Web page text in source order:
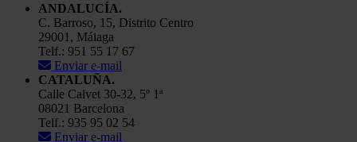
ANDALUCÍA.
C. Barroso, 15, Distrito Centro
29001, Málaga
Telf.: 951 55 17 67
Enviar e-mail
CATALUÑA.
Calle Calvet 30-32, 5º 1ª
08021 Barcelona
Telf.: 935 95 02 54
Enviar e-mail